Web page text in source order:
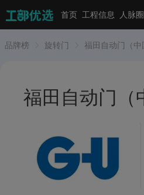
首页 工程信息 人脉圈
品牌榜 旋转门 福田自动门（中
福田自动门（